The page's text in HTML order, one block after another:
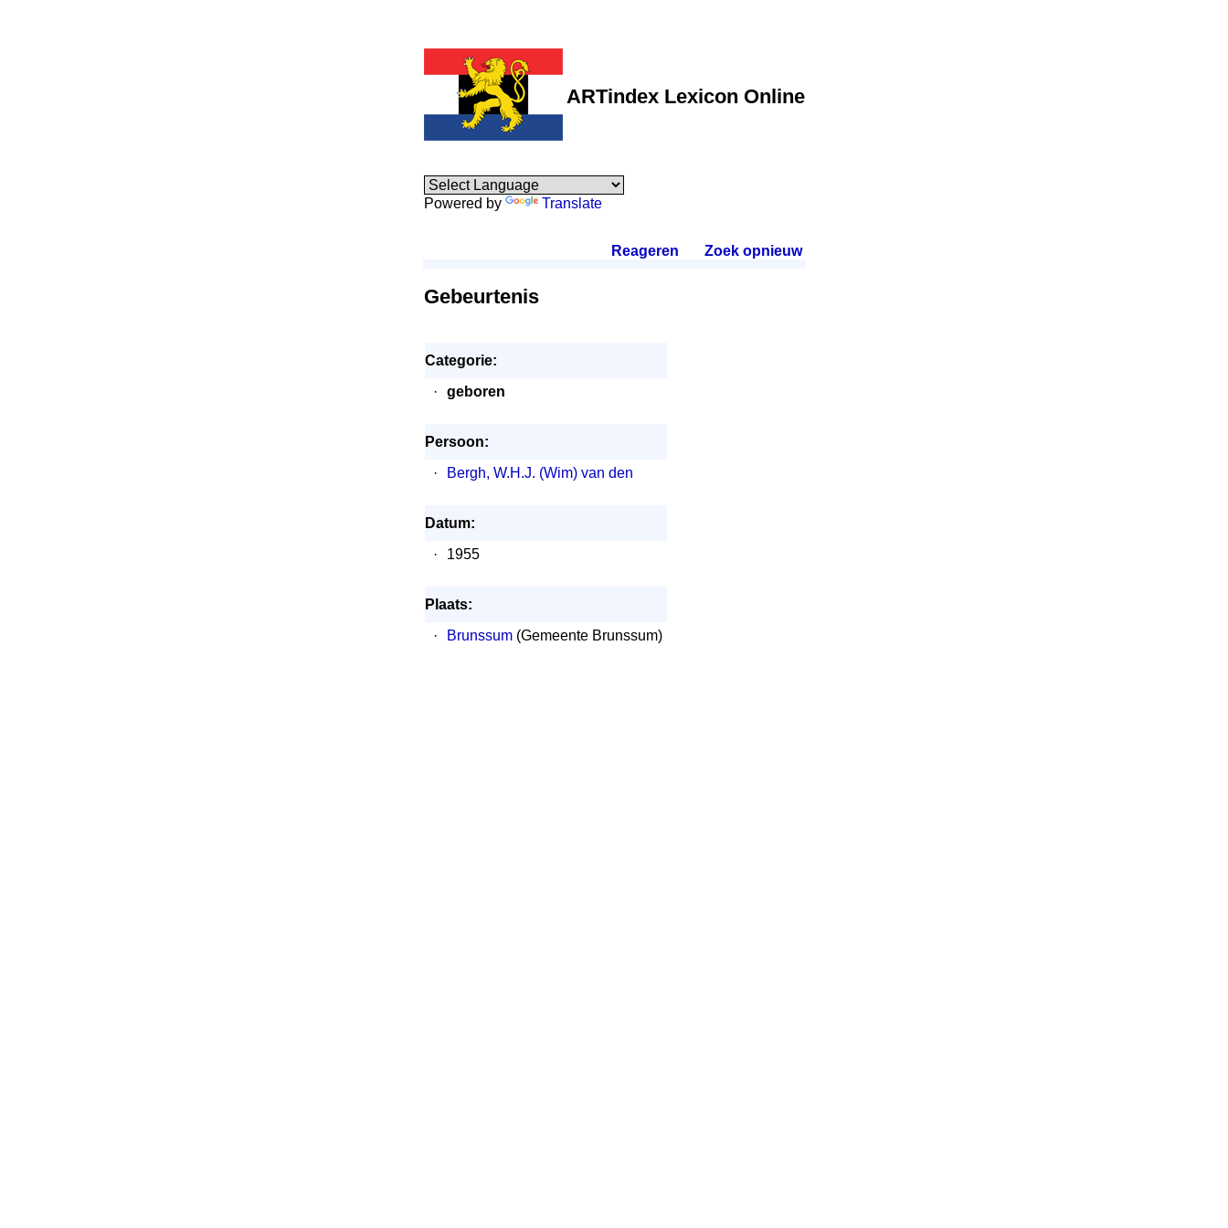
ARTindex Lexicon Online
Powered by Translate
Reageren Zoek opnieuw.
Gebeurtenis
Categorie:
·
geboren
Persoon:
·
Bergh, W.H.J. (Wim) van den
Datum:
·
1955
Plaats:
·
Brunssum(Gemeente Brunssum)